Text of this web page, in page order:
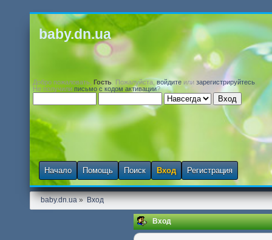
baby.dn.ua
Добро пожаловать, Гость . Пожалуйста,войдите или зарегистрируйтесь
Не получили письмо с кодом активации?
Начало Помощь Поиск Вход Регистрация
baby.dn.ua» Вход
Вход